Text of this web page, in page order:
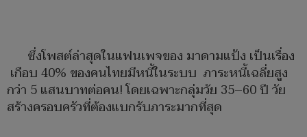
ซึ่งโพสต์ล่าสุดในแฟนเพจของ มาดามแป้ง เป็นเรื่อง
เกือบ 40% ของคนไทยมีหนี้ในระบบ ภาระหนี้เฉลี่ยสูง
กว่า 5 แสนบาทต่อคน! โดยเฉพาะกลุ่มวัย 35–60 ปี วัย
สร้างครอบครัวที่ต้องแบกรับภาระมากที่สุด